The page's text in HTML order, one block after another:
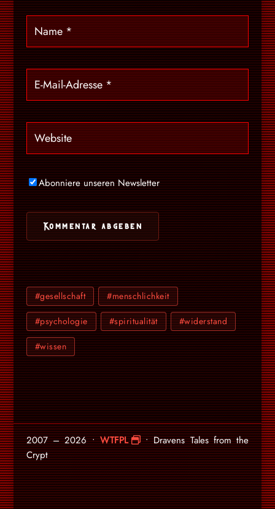
Abonniere unseren Newsletter
#gesellschaft #menschlichkeit
#psychologie #spiritualität #widerstand
#wissen
2007 – 2026 •WTFPL
• Dravens Tales from the
Crypt